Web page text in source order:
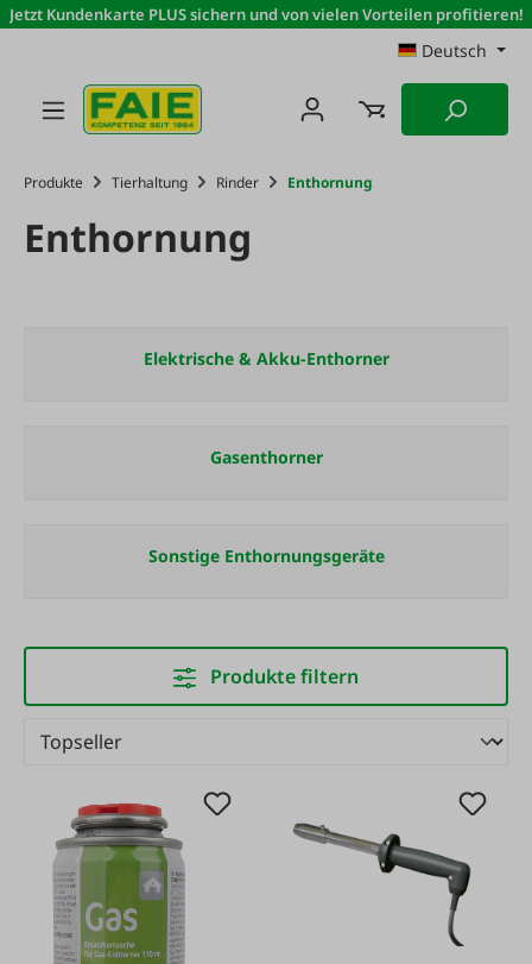
Zum Hauptinhalt springen
Jetzt Kundenkarte PLUS sichern und von vielen Vorteilen profitieren!
Deutsch
Produkte Tierhaltung Rinder Enthornung
Enthornung
Elektrische & Akku-Enthorner
Gasenthorner
Sonstige Enthornungsgeräte
Produkte filtern